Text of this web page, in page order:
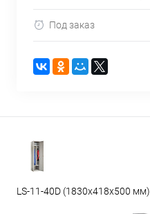
Под заказ
LS-11-40D (1830x418x500 мм)